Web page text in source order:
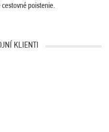
poistenie.
KLIENTI